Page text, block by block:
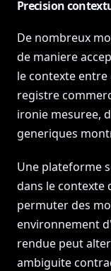
Precision
De nombreux
de maniere
le contexte
registre
ironie mesuree,
generiques
Une plateforme
dans le contexte
permuter des
environnement
rendue peut
ambiguite